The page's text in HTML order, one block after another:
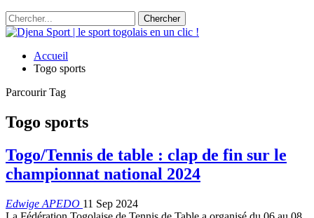
Accueil
Togo sports
Parcourir Tag
Togo sports
Togo/Tennis de table : clap de fin sur le
championnat national 2024
Edwige APEDO 11 Sep 2024